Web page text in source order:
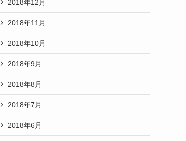
2018年12月
2018年11月
2018年10月
2018年9月
2018年8月
2018年7月
2018年6月